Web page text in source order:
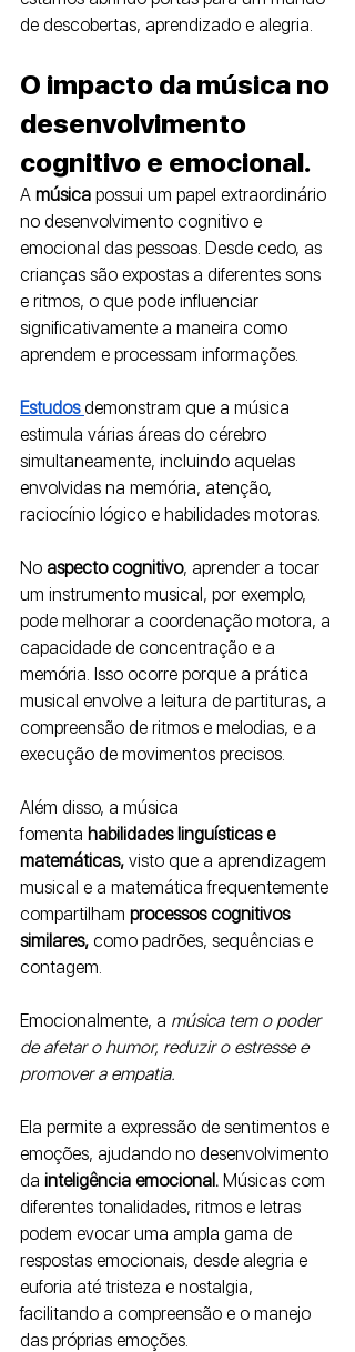
de descobertas, aprendizado e alegria.
O impacto da música no
desenvolvimento
cognitivo e emocional.
A música possui um papel extraordinário
no desenvolvimento cognitivo e
emocional das pessoas. Desde cedo, as
crianças são expostas a diferentes sons
e ritmos, o que pode influenciar
significativamente a maneira como
aprendem e processam informações.
Estudos demonstram que a música
estimula várias áreas do cérebro
simultaneamente, incluindo aquelas
envolvidas na memória, atenção,
raciocínio lógico e habilidades motoras.
No aspecto cognitivo, aprender a tocar
um instrumento musical, por exemplo,
pode melhorar a coordenação motora, a
capacidade de concentração e a
memória. Isso ocorre porque a prática
musical envolve a leitura de partituras, a
compreensão de ritmos e melodias, e a
execução de movimentos precisos.
Além disso, a música
fomenta habilidades linguísticas e
matemáticas, visto que a aprendizagem
musical e a matemática frequentemente
compartilham processos cognitivos
similares, como padrões, sequências e
contagem.
Emocionalmente, a música tem o poder
de afetar o humor, reduzir o estresse e
promover a empatia.
Ela permite a expressão de sentimentos e
emoções, ajudando no desenvolvimento
da inteligência emocional. Músicas com
diferentes tonalidades, ritmos e letras
podem evocar uma ampla gama de
respostas emocionais, desde alegria e
euforia até tristeza e nostalgia,
facilitando a compreensão e o manejo
das próprias emoções.